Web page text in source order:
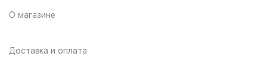
О магазине
Доставка и оплата